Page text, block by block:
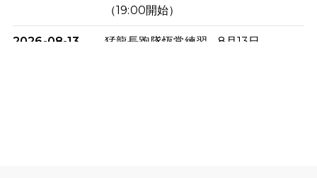
（19:00開始）
2026-08-13
猛龍長跑隊恆常練習 - 8月13日